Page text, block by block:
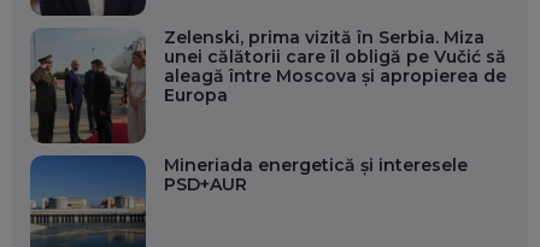
Zelenski, prima vizită în Serbia. Miza
unei călătorii care îl obligă pe Vučić să
aleagă între Moscova și apropierea de
Europa
Mineriada energetică și interesele
PSD+AUR